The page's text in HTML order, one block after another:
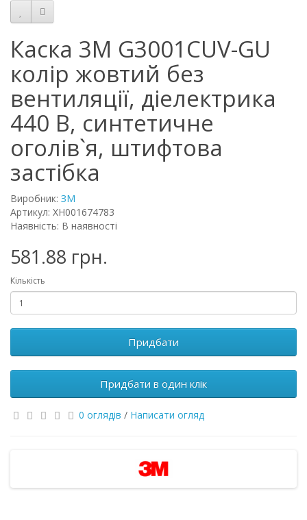
Каска 3М G3001CUV-GU
колір жовтий без
вентиляції, діелектрика
440 В, синтетичне
оголів`я, штифтова
застібка
Виробник: ЗМ
Артикул: XH001674783
Наявність: В наявності
581.88 грн.
Кількість
Придбати
Придбати в один клік
0 оглядів / Написати огляд